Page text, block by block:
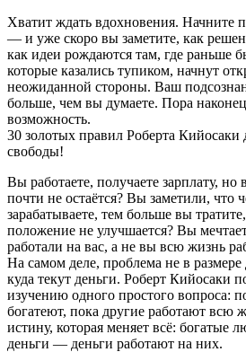
Хватит ждать вдохновения. Начните
— и уже скоро вы заметите, как
как идеи рождаются там, где раньше
которые казались тупиком, начнут
неожиданной стороны. Ваш
больше, чем вы думаете. Пора
возможность.
30 золотых правил Роберта Кийосаки
свободы!
Вы работаете, получаете зарплату, но
почти не остаётся? Вы заметили, что
зарабатываете, тем больше вы
положение не улучшается? Вы
работали на вас, а не вы всю жизнь
На самом деле, проблема не в
куда текут деньги. Роберт Кийосаки
изучению одного простого вопроса:
богатеют, пока другие работают всю
истину, которая меняет всё: богатые
деньги — деньги работают на них.